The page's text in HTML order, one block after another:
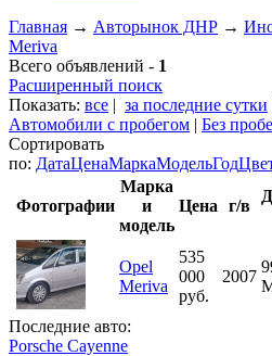
Главная → Авторынок ДНР →
Meriva
Всего объявлений - 1
Расширенный поиск
Показать: все | за последние сутки
Автомобили с пробегом | Без
Сортировать
по: ДатаЦенаМаркаМодельГод
Фотографии
Марка
и
модель
Цена г/в
Opel
Meriva
535
000
руб.
2007
Последние авто:
Porsche Cayenne